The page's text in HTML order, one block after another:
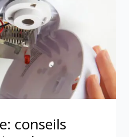
conseils